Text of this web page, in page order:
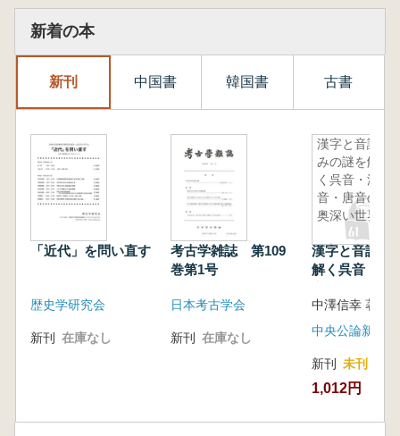
新着の本
新刊 中国書 韓国書 古書
「近代」を問い直す
歴史学研究会
新刊 在庫なし
考古学雑誌 第109
巻第1号
日本考古学会
新刊 在庫なし
漢字と音読
みの謎を解
く呉音・漢
音・唐音の
奥深い世界
漢字と音読み
解く呉音・漢
中澤信幸 著
中央公論新社
新刊 未刊
1,012円